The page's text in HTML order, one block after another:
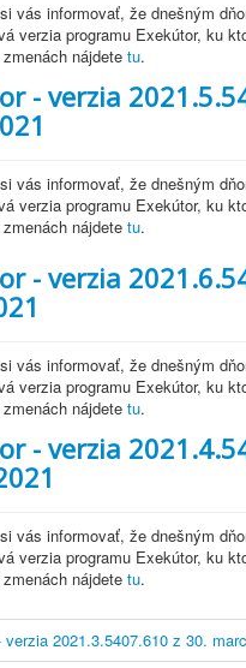
vás informovať, že dnešným
verzia programu Exekútor, ku
nájdete tu.
- verzia
vás informovať, že dnešným
verzia programu Exekútor, ku
nájdete tu.
- verzia
vás informovať, že dnešným
verzia programu Exekútor, ku
nájdete tu.
- verzia
vás informovať, že dnešným
verzia programu Exekútor, ku
nájdete tu.
verzia 2021.3.5407.610 z 30.